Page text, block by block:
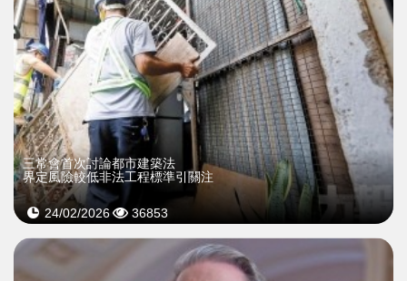
三常會首次討論都市建築法
界定風險較低非法工程標準引關注
24/02/2026 36853